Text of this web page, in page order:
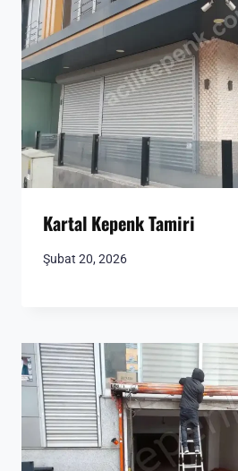
Kartal Kepenk Tamiri
Şubat 20, 2026